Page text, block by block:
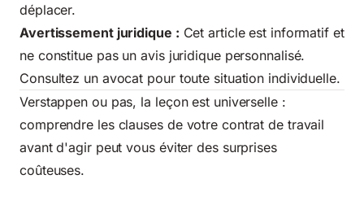
déplacer.
Avertissement juridique : Cet article est informatif et
ne constitue pas un avis juridique personnalisé.
Consultez un avocat pour toute situation individuelle.
Verstappen ou pas, la leçon est universelle :
comprendre les clauses de votre contrat de travail
avant d'agir peut vous éviter des surprises
coûteuses.